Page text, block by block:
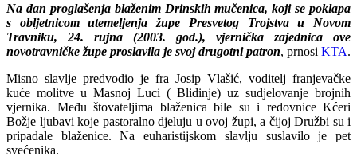
Na dan proglašenja blaženim Drinskih mučenica, koji se poklapa
s obljetnicom utemeljenja župe Presvetog Trojstva u Novom
Travniku, 24. rujna (2003. god.), vjernička zajednica ove
novotravničke župe proslavila je svoj drugotni patron, prnosi KTA.
Misno slavlje predvodio je fra Josip Vlašić, voditelj franjevačke
kuće molitve u Masnoj Luci ( Blidinje) uz sudjelovanje brojnih
vjernika. Među štovateljima blaženica bile su i redovnice Kćeri
Božje ljubavi koje pastoralno djeluju u ovoj župi, a čijoj Družbi su i
pripadale blaženice. Na euharistijskom slavlju suslavilo je pet
svećenika.